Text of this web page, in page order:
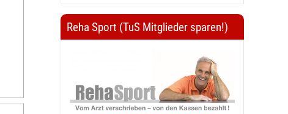
Reha Sport (TuS Mitglieder sparen!)